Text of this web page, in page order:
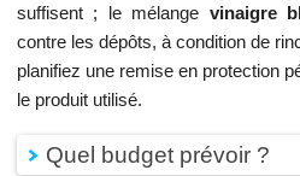
suffisent ; le mélange vinaigre
contre les dépôts, à condition de
planifiez une remise en protection
le produit utilisé.
Quel budget prévoir ?